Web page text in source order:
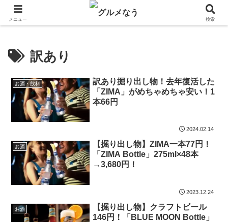
飲食店キャンペーン・食品飲料お菓子新発売のグルメニュース。
訳あり
お酒・飲料
訳あり掘り出し物！去年復活した
「ZIMA」がめちゃめちゃ安い！1
本66円
2024.02.14
お酒
【掘り出し物】ZIMA一本77円！
「ZIMA Bottle」275ml×48本
→3,680円！
2023.12.24
お酒
【掘り出し物】クラフトビール
146円！「BLUE MOON Bottle」
メニュー 検索